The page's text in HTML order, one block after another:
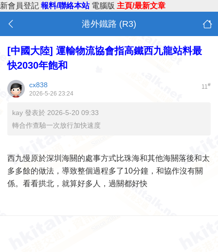
新會員登記 報料/聯絡本站 電腦版 主頁/最新文章
港外鐵路 (R3)
[中國大陸] 運輸物流協會指高鐵西九龍站料最
快2030年飽和
11#
cx838
2026-5-26 23:24
kay 發表於 2026-5-20 09:33
轉合作查驗一次放行加快速度
西九慢原於深圳海關的處事方式比珠海和其他海關落後和太
多多餘的做法，導致整個過程多了10分鐘，和協作沒有關
係。看看拱北，就算好多人，過關都好快